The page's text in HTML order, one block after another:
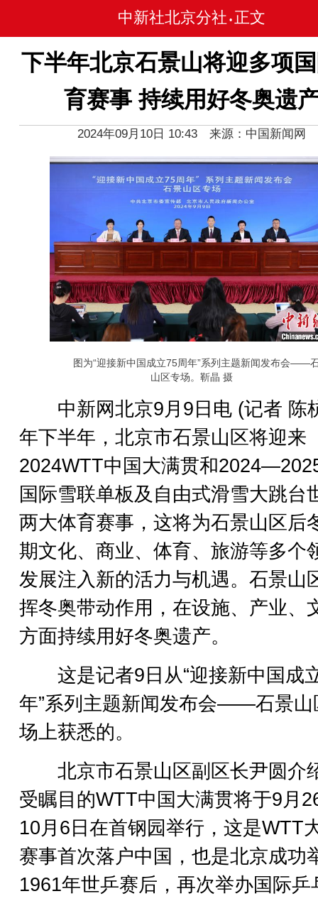
中新社北京分社 • 正文
下半年北京石景山将迎多项
育赛事 持续用好冬奥遗
2024年09月10日 10:43 来源：中国新闻网
图为“迎接新中国成立75周年”系列主题新闻发布会——
山区专场。靳晶 摄
中新网北京9月9日电 (记者 陈
年下半年，北京市石景山区将迎来
2024WTT中国大满贯和
国际雪联单板及自由式滑雪大跳台
两大体育赛事，这将为石景山区后
期文化、商业、体育、旅游等多个
发展注入新的活力与机遇。石景山
挥冬奥带动作用，在设施、产业、
方面持续用好冬奥遗产。
这是记者9日从“迎接新中国成
年”系列主题新闻发布会——石景山
场上获悉的。
北京市石景山区副区长尹圆介
受瞩目的WTT中国大满贯将于9月
10月6日在首钢园举行，这是WTT
赛事首次落户中国，也是北京成功
1961年世乒赛后，再次举办国际乒